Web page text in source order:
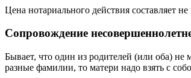
Цена нотариального действия составляет
Сопровождение
Бывает, что один из родителей (или оба) не
разные фамилии, то матери надо взять с